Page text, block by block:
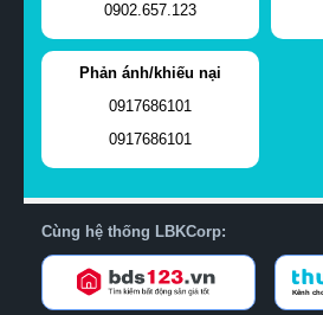
0902.657.123
Phản ánh/khiếu nại
0917686101
0917686101
Cùng hệ thống LBKCorp: